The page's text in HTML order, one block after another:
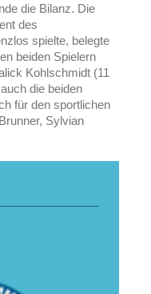
die Bilanz. Die
des
spielte, belegte
beiden Spielern
Kohlschmidt (11
die beiden
für den sportlichen
Sylvian